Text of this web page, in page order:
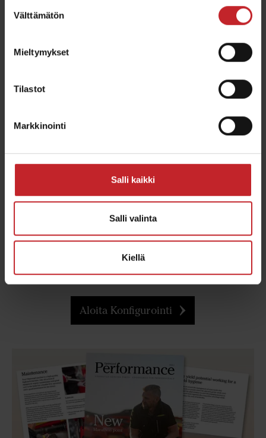
valinta
Välttämätön
Mieltymykset
Tilastot
Markkinointi
Salli kaikki
Salli valinta
Kiellä
Kärki- ja lautaskonfuguraattori
Tutustu Väderstadin erilaisiin olosuhteisiin
Kärki- ja Lautaskonfiguraattoria
löytääksesi helposti parhaat osat koneeseesi,
maalajiin, työsyvyyteen ja työtulokseen
sovellettuna.
Aloita Konfigurointi